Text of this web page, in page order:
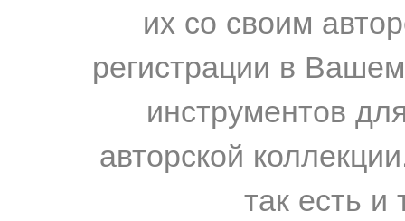
их со своим
регистрации в
инструментов
авторской
так есть и